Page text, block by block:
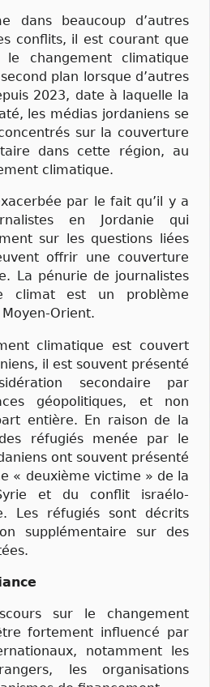
dans beaucoup d’autres
conflits, il est courant que
le changement climatique
plan lorsque d’autres
2023, date à laquelle la
les médias jordaniens se
sur la couverture
dans cette région, au
climatique.
par le fait qu’il y a
en Jordanie qui
sur les questions liées
offrir une couverture
La pénurie de journalistes
climat est un problème
Orient.
climatique est couvert
il est souvent présenté
secondaire par
géopolitiques, et non
entière. En raison de la
réfugiés menée par le
ont souvent présenté
« deuxième victime » de la
et du conflit israélo-
Les réfugiés sont décrits
supplémentaire sur des
sur le changement
fortement influencé par
notamment les
les organisations